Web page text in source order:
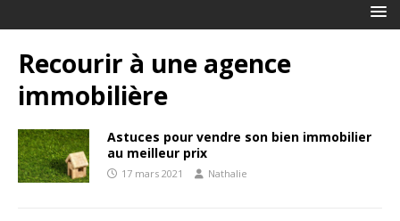
Recourir à une agence
immobilière
Astuces pour vendre son bien immobilier
au meilleur prix
17 mars 2021 Nathalie